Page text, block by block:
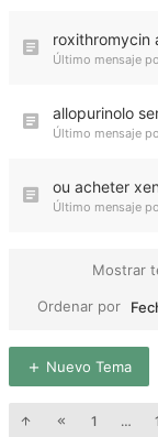
roxithromycin
Último mensaje
allopurinolo
Último mensaje
ou acheter
Último mensaje
Mostrar
Ordenar por
Nuevo Tema
1 …